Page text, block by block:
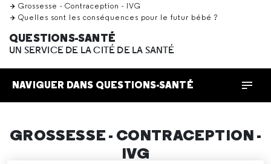
Grossesse - Contraception - IVG
Quelles sont les conséquences pour le futur bébé ?
QUESTIONS-SANTÉ
UN SERVICE DE LA CITÉ DE LA SANTÉ
NAVIGUER DANS QUESTIONS-SANTÉ
GROSSESSE - CONTRACEPTION -
IVG